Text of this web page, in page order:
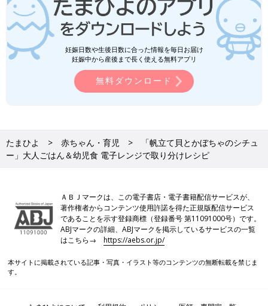
妊娠日数や生後日数に合った情報を毎日お届け
妊娠中から産後まで長く使える無料アプリ
無料ダウンロード
たまひよ 赤ちゃん・育児
「帆立て貝とかぼちゃのシチュ
ー」大人ごはん＆幼児食 電子レンジで取り分けレシピ
ＡＢＪマークは、この電子書店・電子書籍配信サービスが、
著作権者からコンテンツ使用許諾を得た正規版配信サービス
であることを示す登録商標（登録番号 第11091000号）です。
ABJマークの詳細、ABJマークを掲示しているサービスの一覧
はこちら→https://aebs.or.jp/
本サイトに掲載されている記事・写真・イラスト等のコンテンツの無断転載を禁じま
す。